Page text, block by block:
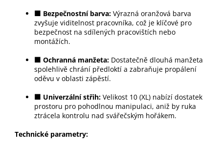
🟧 Bezpečnostní barva: Výrazná oranžová barva
zvyšuje viditelnost pracovníka, což je klíčové pro
bezpečnost na sdílených pracovištích nebo
montážích.
🟧 Ochranná manžeta: Dostatečně dlouhá manžeta
spolehlivě chrání předloktí a zabraňuje propálení
oděvu v oblasti zápěstí.
🟧 Univerzální střih: Velikost 10 (XL) nabízí dostatek
prostoru pro pohodlnou manipulaci, aniž by ruka
ztrácela kontrolu nad svářečským hořákem.
Technické parametry: